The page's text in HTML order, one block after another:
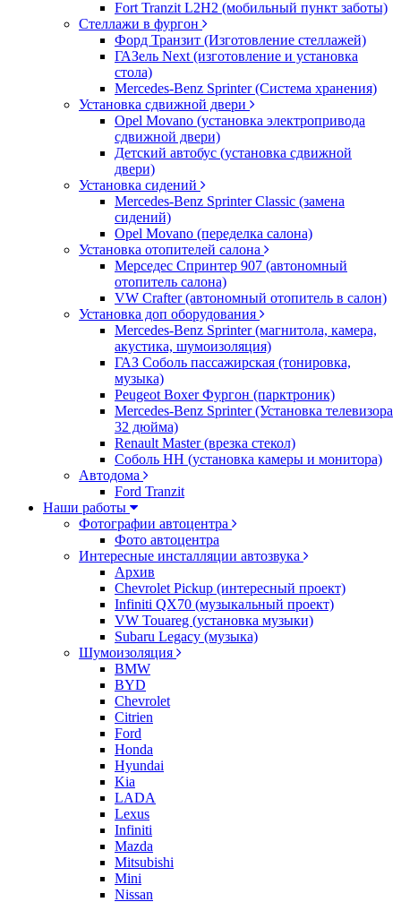
Fort Tranzit L2H2 (мобильный пункт заботы)
Стеллажи в фургон
Форд Транзит (Изготовление стеллажей)
ГАЗель Next (изготовление и установка
стола)
Mercedes-Benz Sprinter (Система хранения)
Установка сдвижной двери
Opel Movano (установка электропривода
сдвижной двери)
Детский автобус (установка сдвижной
двери)
Установка сидений
Mercedes-Benz Sprinter Classic (замена
сидений)
Opel Movano (переделка салона)
Установка отопителей салона
Мерседес Спринтер 907 (автономный
отопитель салона)
VW Crafter (автономный отопитель в салон)
Установка доп оборудования
Mercedes-Benz Sprinter (магнитола, камера,
акустика, шумоизоляция)
ГАЗ Соболь пассажирская (тонировка,
музыка)
Peugeot Boxer Фургон (парктроник)
Mercedes-Benz Sprinter (Установка телевизора
32 дюйма)
Renault Master (врезка стекол)
Соболь НН (установка камеры и монитора)
Автодома
Ford Tranzit
Наши работы
Фотографии автоцентра
Фото автоцентра
Интересные инсталляции автозвука
Архив
Chevrolet Pickup (интересный проект)
Infiniti QX70 (музыкальный проект)
VW Touareg (установка музыки)
Subaru Legacy (музыка)
Шумоизоляция
BMW
BYD
Chevrolet
Citrien
Ford
Honda
Hyundai
Kia
LADA
Lexus
Infiniti
Mazda
Mitsubishi
Mini
Nissan